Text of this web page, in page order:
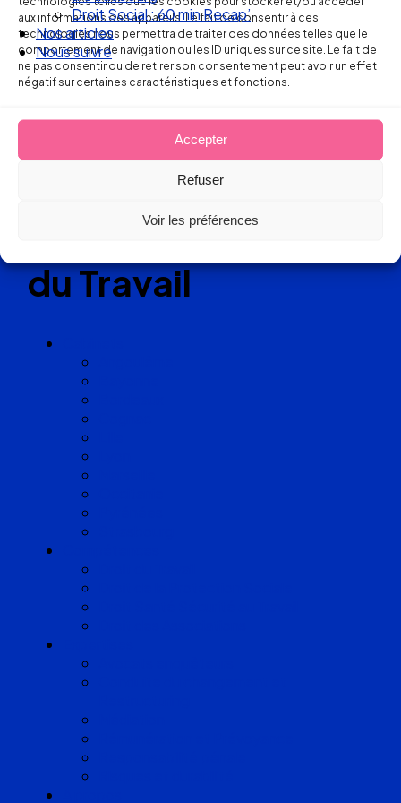
aux informations des appareils. Le fait de consentir à ces
technologies nous permettra de traiter des données telles que le
comportement de navigation ou les ID uniques sur ce site. Le fait de
ne pas consentir ou de retirer son consentement peut avoir un effet
négatif sur certaines caractéristiques et fonctions.
Accepter
Refuser
Voir les préférences
Droit Social : 60 min Recap’
Nos articles
Nous suivre
Réseau
de cabinets
d’avocats
en Droit
du Travail